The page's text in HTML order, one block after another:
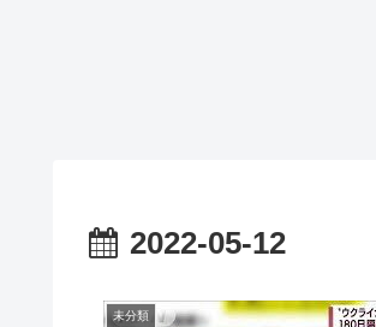
2022-05-12
未分類